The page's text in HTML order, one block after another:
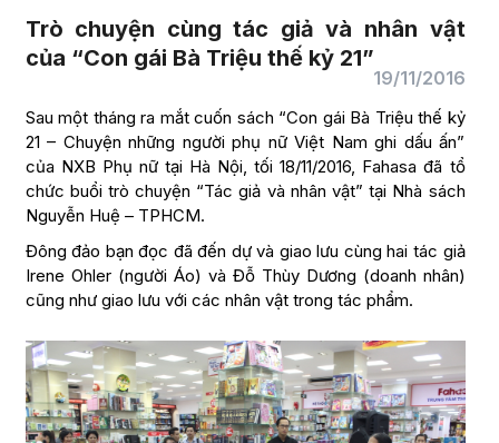
Trò chuyện cùng tác giả và nhân vật
của “Con gái Bà Triệu thế kỷ 21”
19/11/2016
Sau một tháng ra mắt cuốn sách “Con gái Bà Triệu thế kỷ
21 – Chuyện những người phụ nữ Việt Nam ghi dấu ấn”
của NXB Phụ nữ tại Hà Nội, tối 18/11/2016, Fahasa đã tổ
chức buổi trò chuyện “Tác giả và nhân vật” tại Nhà sách
Nguyễn Huệ – TPHCM.
Đông đảo bạn đọc đã đến dự và giao lưu cùng hai tác giả
Irene Ohler (người Áo) và Đỗ Thùy Dương (doanh nhân)
cũng như giao lưu với các nhân vật trong tác phẩm.